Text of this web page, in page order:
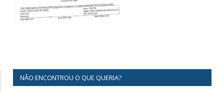
NÃO ENCONTROU O QUE QUERIA?